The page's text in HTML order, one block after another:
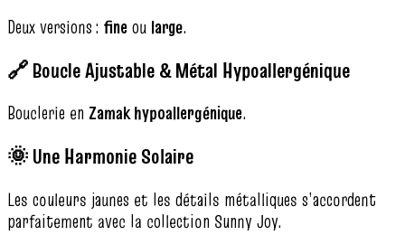
Deux versions : fineou large.
🔗 Boucle Ajustable & Métal Hypoallergénique
Bouclerie en Zamak hypoallergénique.
🌞 Une Harmonie Solaire
Les couleurs jaunes et les détails métalliques s’accordent
parfaitement avec la collection Sunny Joy.